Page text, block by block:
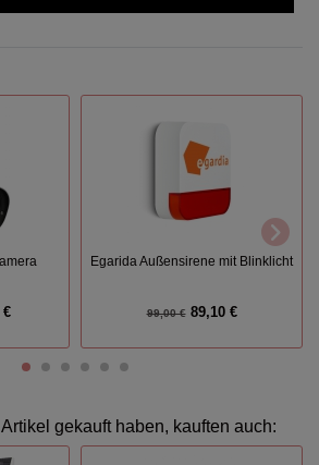
€
Egarida Außensirene mit Blinklicht
99,00 €89,10 €
gekauft haben, kauften auch: